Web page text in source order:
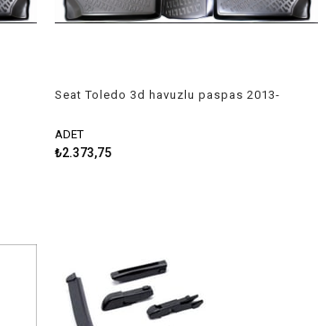
Seat Toledo 3d havuzlu paspas 2013-
ADET
₺2.373,75